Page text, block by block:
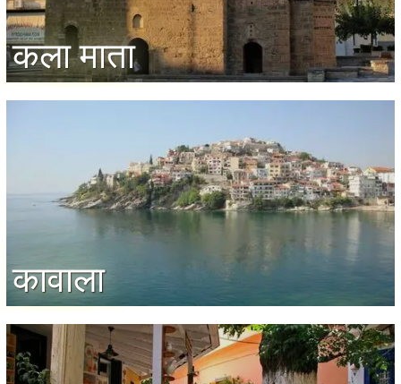
कला माता
कावाला